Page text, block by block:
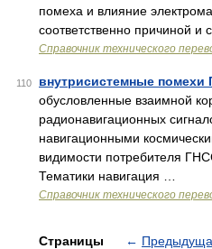
помеха и влияние
соответственно причиной
Справочник технического
110 внутрисистемные помехи
обусловленные взаимной
радионавигационных
навигационными
видимости потребителя
Тематики навигация …
Справочник технического
Страницы ←